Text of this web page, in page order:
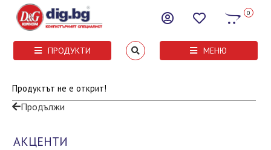
0
ПРОДУКТИ МЕНЮ
Продуктът не е открит!
Продължи
АКЦЕНТИ